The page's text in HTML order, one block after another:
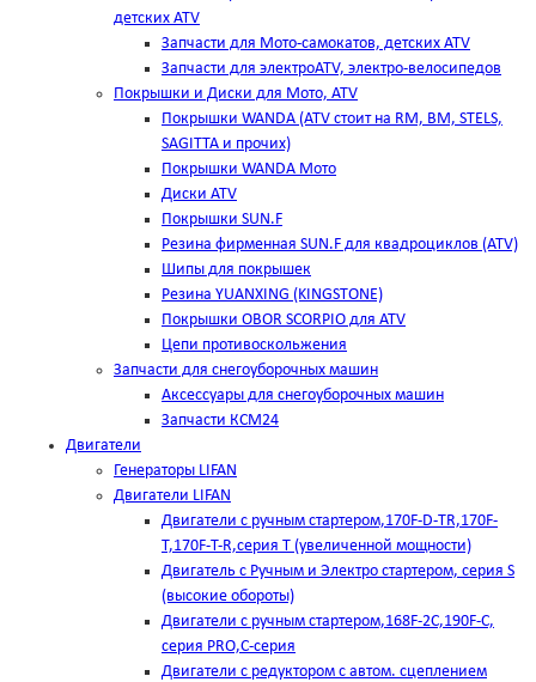
детских ATV
Запчасти для Мото-самокатов, детских ATV
Запчасти для электроATV, электро-велосипедов
Покрышки и Диски для Мото, ATV
Покрышки WANDA (АТV стоит на RM, BM, STELS,
SAGITTA и прочих)
Покрышки WANDA Мото
Диски ATV
Покрышки SUN.F
Резина фирменная SUN.F для квадроциклов (АТV)
Шипы для покрышек
Резина YUANXING (KINGSTONE)
Покрышки OBOR SCORPIO для ATV
Цепи противоскольжения
Запчасти для снегоуборочных машин
Аксессуары для снегоуборочных машин
Запчасти КСМ24
Двигатели
Генераторы LIFAN
Двигатели LIFAN
Двигатели с ручным стартером,170F-D-TR,170F-
T,170F-T-R,серия Т (увеличенной мощности)
Двигатель с Ручным и Электро стартером, серия S
(высокие обороты)
Двигатели с ручным стартером,168F-2C,190F-C,
серия PRO,C-серия
Двигатели с редуктором с автом. сцеплением